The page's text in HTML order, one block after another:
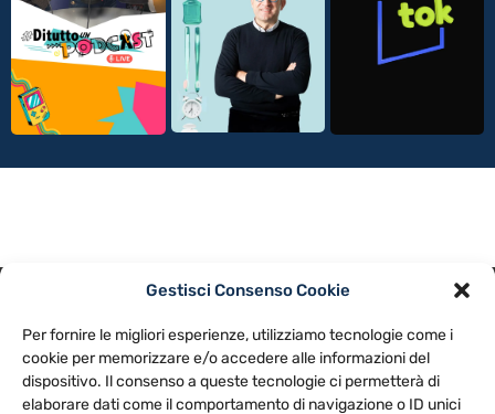
Gestisci Consenso Cookie
Per fornire le migliori esperienze, utilizziamo tecnologie come i
cookie per memorizzare e/o accedere alle informazioni del
dispositivo. Il consenso a queste tecnologie ci permetterà di
elaborare dati come il comportamento di navigazione o ID unici
NOTE LEGALI
CONTATTACI PREFERENZE